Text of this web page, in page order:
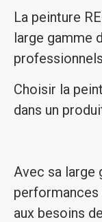
La peinture
large gamme
Choisir la
dans un
Avec sa large
aux besoins